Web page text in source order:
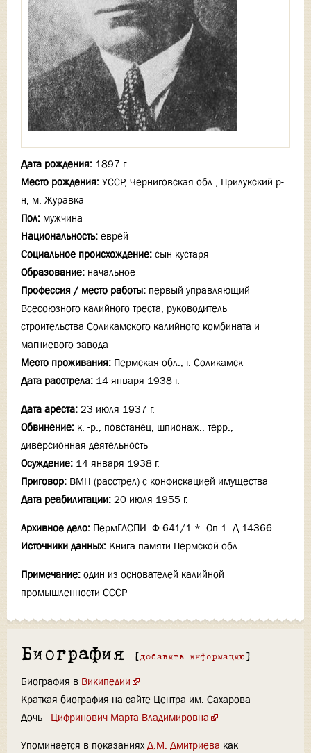
Дата рождения: 1897 г.
Место рождения: УССР, Черниговская обл., Прилукский р-
н, м. Журавка
Пол: мужчина
Национальность: еврей
Социальное происхождение: сын кустаря
Образование: начальное
Профессия / место работы: первый управляющий
Всесоюзного калийного треста, руководитель
строительства Соликамского калийного комбината и
магниевого завода
Место проживания: Пермская обл., г. Соликамск
Дата расстрела: 14 января 1938 г.
Дата ареста: 23 июля 1937 г.
Обвинение: к. -р., повстанец, шпионаж., терр.,
диверсионная деятельность
Осуждение: 14 января 1938 г.
Приговор: ВМН (расстрел) с конфискацией имущества
Дата реабилитации: 20 июля 1955 г.
Архивное дело: ПермГАСПИ. Ф.641/1 *. Оп.1. Д.14366.
Источники данных: Книга памяти Пермской обл.
Примечание: один из основателей калийной
промышленности СССР
Биография [ добавить информацию ]
Биография в Википедии
Краткая биография на сайте Центра им. Сахарова
Дочь - Цифринович Марта Владимировна
Упоминается в показаниях Д.М. Дмитриева как